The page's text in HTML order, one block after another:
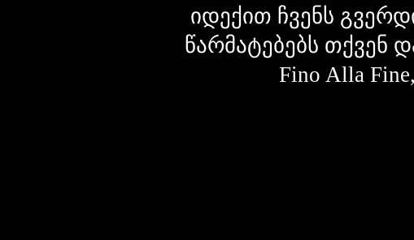
იდექით ჩვენს
წარმატებებს თქვენ
Fino Alla